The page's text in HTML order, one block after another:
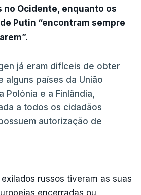
no Ocidente, enquanto os
Putin “encontram sempre
já eram difíceis de obter
alguns países da União
Polónia e a Finlândia,
a todos os cidadãos
autorização de
russos tiveram as suas
encerradas ou